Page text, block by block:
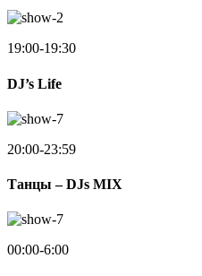
19:00-19:30
DJ’s Life
20:00-23:59
Танцы – DJs MIX
00:00-6:00